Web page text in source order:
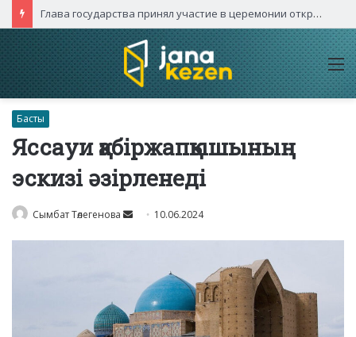
Глава государства принял участие в церемонии открытия международного турнира «Игры будущего – 2026»
Басты
Яссауи қабіржапқышының
эскизі әзірленеді
Сымбат Төлегенова
Send 10.06.2024